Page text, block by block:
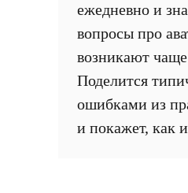
ежедневно и
вопросы про
возникают чаще
Поделится
ошибками из
и покажет, как